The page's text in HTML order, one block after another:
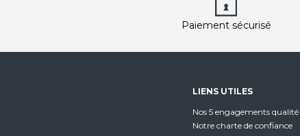
Paiement sécurisé
LIENS UTILES
Nos 5 engagements qualité
Notre charte de confiance